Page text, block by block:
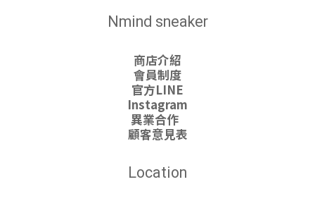
Nmind sneaker
商店介紹
會員制度
官方LINE
Instagram
異業合作
顧客意見表
Location